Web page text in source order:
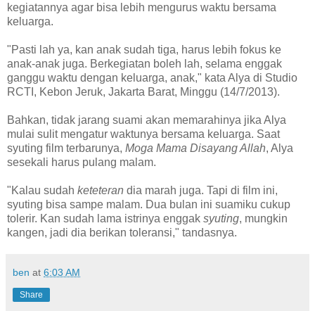
kegiatannya agar bisa lebih mengurus waktu bersama
keluarga.
"Pasti lah ya, kan anak sudah tiga, harus lebih fokus ke
anak-anak juga. Berkegiatan boleh lah, selama enggak
ganggu waktu dengan keluarga, anak," kata Alya di Studio
RCTI, Kebon Jeruk, Jakarta Barat, Minggu (14/7/2013).
Bahkan, tidak jarang suami akan memarahinya jika Alya
mulai sulit mengatur waktunya bersama keluarga. Saat
syuting film terbarunya, Moga Mama Disayang Allah, Alya
sesekali harus pulang malam.
"Kalau sudah keteteran dia marah juga. Tapi di film ini,
syuting bisa sampe malam. Dua bulan ini suamiku cukup
tolerir. Kan sudah lama istrinya enggak syuting, mungkin
kangen, jadi dia berikan toleransi," tandasnya.
ben at 6:03 AM
Share